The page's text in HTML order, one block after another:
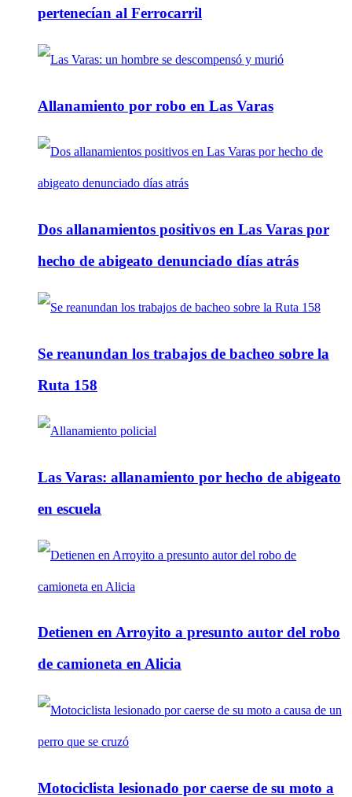
pertenecían al Ferrocarril
Allanamiento por robo en Las Varas
Dos allanamientos positivos en Las Varas por
hecho de abigeato denunciado días atrás
Se reanundan los trabajos de bacheo sobre la
Ruta 158
Las Varas: allanamiento por hecho de abigeato
en escuela
Detienen en Arroyito a presunto autor del robo
de camioneta en Alicia
Motociclista lesionado por caerse de su moto a